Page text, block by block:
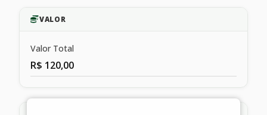
VALOR
Valor Total
R$ 120,00